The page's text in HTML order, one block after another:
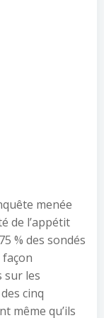
menée
de l’appétit
% des sondés
sur les
cinq
même qu’ils